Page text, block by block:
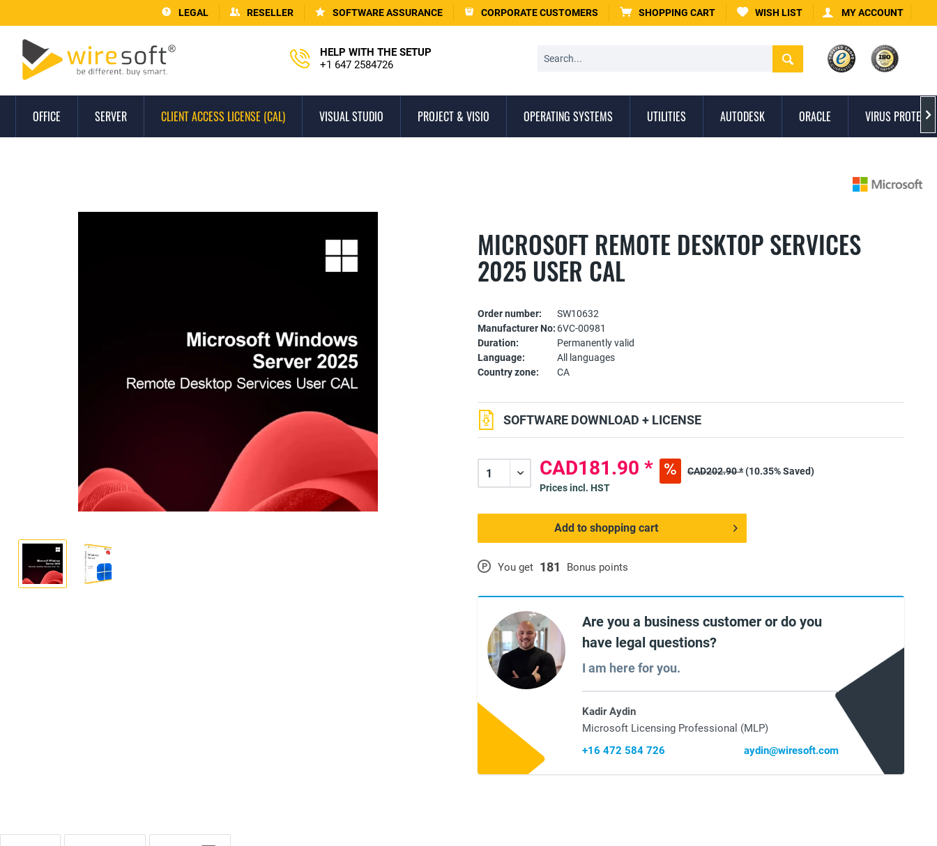
LEGAL RESELLER SOFTWARE ASSURANCE CORPORATE CUSTOMERS SHOPPING CART WISH LIST MY ACCOUNT
HELP WITH THE SETUP
+1 647 2584726
OFFICE SERVER CLIENT ACCESS LICENSE (CAL) VISUAL STUDIO PROJECT & VISIO OPERATING SYSTEMS UTILITIES AUTODESK ORACLE VIRUS 
MICROSOFT REMOTE DESKTOP SERVICES
2025 USER CAL
Order number:
SW10632
Manufacturer No: 6VC-00981
Duration:
Permanently valid
Language:
All languages
Country zone:
CA
P You get 181 Bonus points
SOFTWARE DOWNLOAD + LICENSE
CAD181.90 * CAD202.90 *(10.35% Saved)
Prices incl. HST
Add to shopping cart
Are you a business customer or do you
have legal questions?
I am here for you.
Kadir Aydin
Microsoft Licensing Professional (MLP)
+16 472 584 726
aydin@wiresoft.com